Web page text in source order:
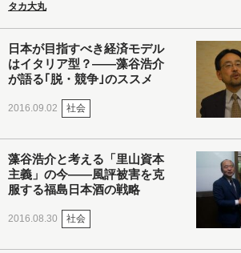
タカ大丸
日本が目指すべき経済モデル
はイタリア型？――藻谷浩介
が語る｢脱・競争｣のススメ
2016.09.02 社会
藻谷浩介と考える「里山資本
主義」の今――風評被害を克
服する福島日本酒の戦略
2016.08.30 社会